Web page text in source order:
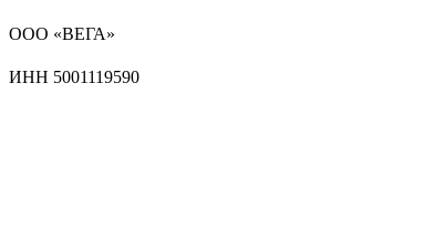
ООО «ВЕГА»
ИНН 5001119590